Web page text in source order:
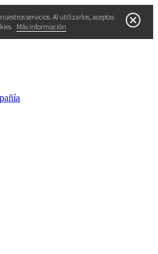
servicios. Al utilizarlos, aceptas
Más información